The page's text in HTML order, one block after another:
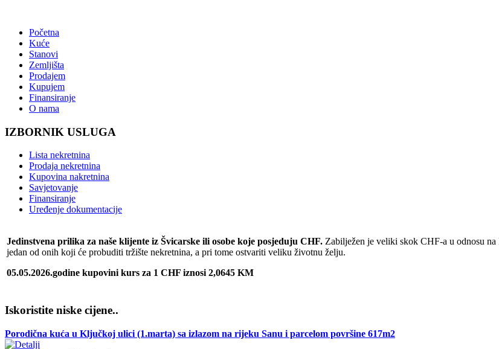
Početna
Kuće
Stanovi
Zemljišta
Prodajem
Kupujem
Finansiranje
O nama
IZBORNIK USLUGA
Lista nekretnina
Prodaja nekretnina
Kupovina nakretnina
Savjetovanje
Finansiranje
Uređenje dokumentacije
Jedinstvena prilika za naše klijente iz Švicarske ili osobe koje posjeduju CHF. Zabilježen je veliki skok CHF-a u odnosu
jedan od onih koji će probuditi tržište nekretnina, a pri tome ostvariti veliku životnu želju.
05.05.2026.godine kupovini kurs za 1 CHF iznosi 2,0645 KM
Iskoristite niske cijene..
Porodična kuća u Ključkoj ulici (1.marta) sa izlazom na rijeku Sanu i parcelom površine 617m2